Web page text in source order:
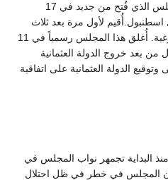
أعمارهم ما بين 25-30. ظل المجلس الذي فُتح من جديد في 17
احتلال اسطنبول.أُقيم لأول مرة بعد ثلاث
سنوات في اسطنبول انتخابات فرغية. أُغلق هذا المجلس رسمياً في 11
من بعد خروج الدولة العثمانية
الدولة العثمانية على اتفاقية
البداية تجمهر نواب المجلس في
المجلس في خطر في ظل احتلال